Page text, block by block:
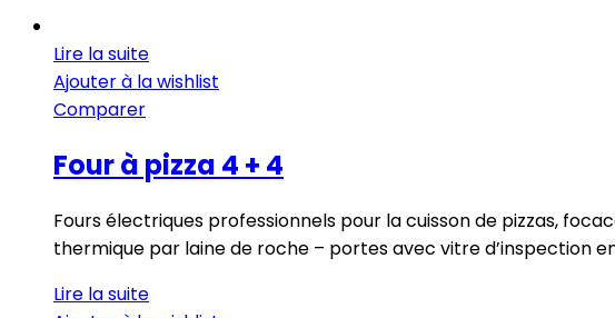
Lire la suite
Ajouter à la wishlist
Comparer
Four à pizza 4 + 4
Fours électriques professionnels pour la cuisson de pizzas,
thermique par laine de roche – portes avec vitre d’inspection
Lire la suite